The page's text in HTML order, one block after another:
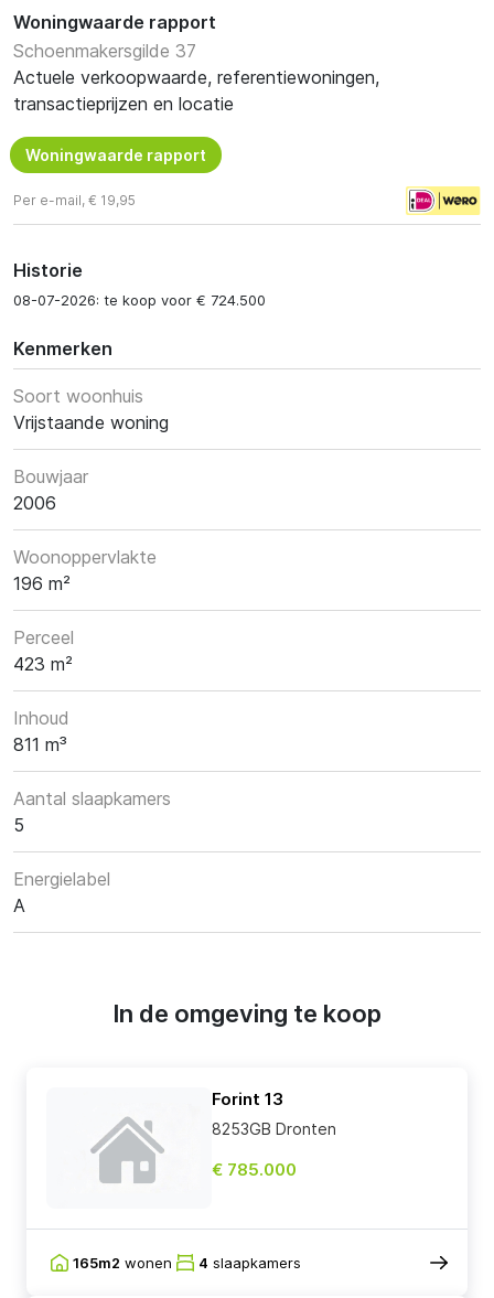
Woningwaarde rapport
Schoenmakersgilde 37
Actuele verkoopwaarde, referentiewoningen,
transactieprijzen en locatie
Woningwaarde rapport
Per e-mail, € 19,95
Historie
08-07-2026: te koop voor € 724.500
Kenmerken
Soort woonhuis
Vrijstaande woning
Bouwjaar
2006
Woonoppervlakte
196 m²
Perceel
423 m²
Inhoud
811 m³
Aantal slaapkamers
5
Energielabel
A
In de omgeving te koop
Forint 13
8253GB Dronten
€ 785.000
165m2 wonen 4 slaapkamers